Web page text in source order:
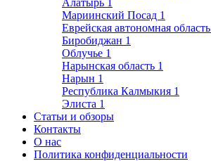
Алатырь 1
Мариинский Посад 1
Еврейская автономная область
Биробиджан 1
Облучье 1
Нарынская область 1
Нарын 1
Республика Калмыкия 1
Элиста 1
Статьи и обзоры
Контакты
О нас
Политика конфиденциальности